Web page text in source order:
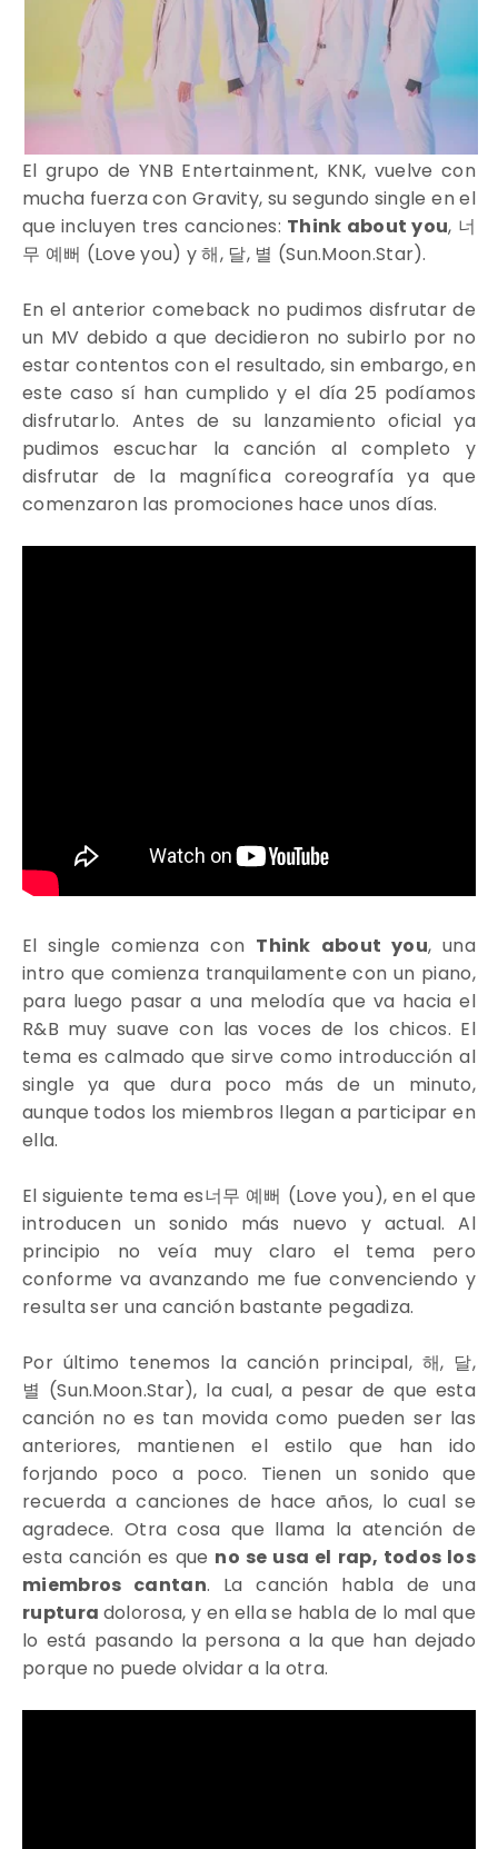
El grupo de YNB Entertainment, KNK, vuelve con
mucha fuerza con Gravity, su segundo single en el
que incluyen tres canciones: Think about you, 너
무 예뻐 (Love you) y해, 달, 별 (Sun.Moon.Star).
En el anterior comeback no pudimos disfrutar de
un MV debido a que decidieron no subirlo por no
estar contentos con el resultado, sin embargo, en
este caso sí han cumplido y el día 25 podíamos
disfrutarlo. Antes de su lanzamiento oficial ya
pudimos escuchar la canción al completo y
disfrutar de la magnífica coreografía ya que
comenzaron las promociones hace unos días.
El single comienza con Think about you, una
intro que comienza tranquilamente con un piano,
para luego pasar a una melodía que va hacia el
R&B muy suave con las voces de los chicos. El
tema es calmado que sirve como introducción al
single ya que dura poco más de un minuto,
aunque todos los miembros llegan a participar en
ella.
El siguiente tema es너무 예뻐 (Love you), en el que
introducen un sonido más nuevo y actual. Al
principio no veía muy claro el tema pero
conforme va avanzando me fue convenciendo y
resulta ser una canción bastante pegadiza.
Por último tenemos la canción principal, 해, 달,
별 (Sun.Moon.Star), la cual, a pesar de que esta
canción no es tan movida como pueden ser las
anteriores, mantienen el estilo que han ido
forjando poco a poco. Tienen un sonido que
recuerda a canciones de hace años, lo cual se
agradece. Otra cosa que llama la atención de
esta canción es que no se usa el rap, todos los
miembros cantan. La canción habla de una
ruptura dolorosa, y en ella se habla de lo mal que
lo está pasando la persona a la que han dejado
porque no puede olvidar a la otra.